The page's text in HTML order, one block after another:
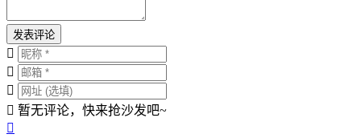
发表评论
暂无评论，快来抢沙发吧~